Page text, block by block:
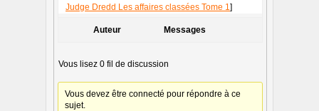
Judge Dredd Les affaires classées Tome 1 ]
Auteur Messages
Vous lisez 0 fil de discussion
Vous devez être connecté pour répondre à ce
sujet.